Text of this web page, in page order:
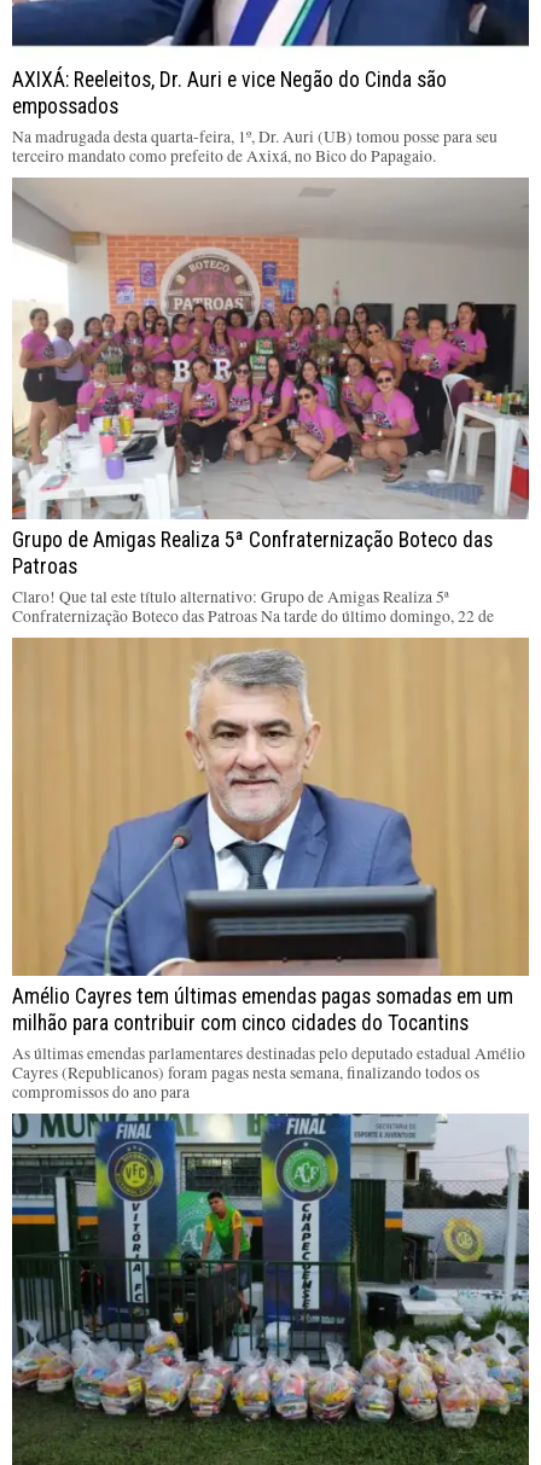
AXIXÁ: Reeleitos, Dr. Auri e vice Negão do Cinda são
empossados
Na madrugada desta quarta-feira, 1º, Dr. Auri (UB) tomou posse para seu
terceiro mandato como prefeito de Axixá, no Bico do Papagaio.
Grupo de Amigas Realiza 5ª Confraternização Boteco das
Patroas
Claro! Que tal este título alternativo: Grupo de Amigas Realiza 5ª
Confraternização Boteco das Patroas Na tarde do último domingo, 22 de
Amélio Cayres tem últimas emendas pagas somadas em um
milhão para contribuir com cinco cidades do Tocantins
As últimas emendas parlamentares destinadas pelo deputado estadual Amélio
Cayres (Republicanos) foram pagas nesta semana, finalizando todos os
compromissos do ano para